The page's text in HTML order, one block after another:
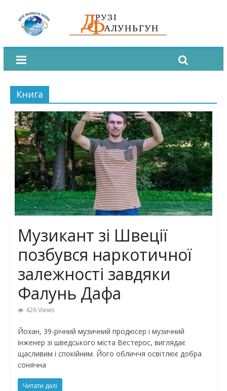
Книга
Музикант зі Швеції
позбувся наркотичної
залежності завдяки
Фалунь Дафа
426 Views
Йохан, 39-річний музичний продюсер і музичний
інженер зі шведського міста Вестерос, виглядає
щасливим і спокійним. Його обличчя освітлює добра
сонячна
Читати далі